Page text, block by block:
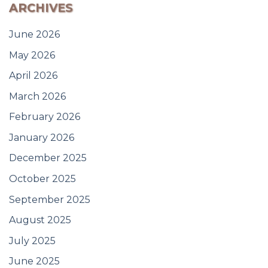
ARCHIVES
June 2026
May 2026
April 2026
March 2026
February 2026
January 2026
December 2025
October 2025
September 2025
August 2025
July 2025
June 2025